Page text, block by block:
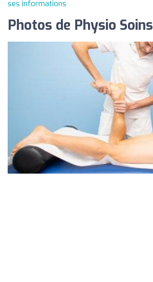
ses informations
Photos de Physio Soins